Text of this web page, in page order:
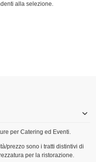
alla selezione.
per Catering ed Eventi.
prezzo sono i tratti distintivi di
per la ristorazione.